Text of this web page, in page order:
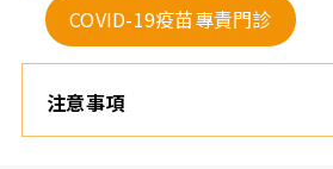
仁
愛
COVID-19疫苗專責門診
注意事項